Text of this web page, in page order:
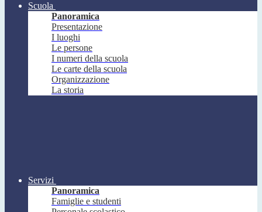
Scuola
Panoramica
Presentazione
I luoghi
Le persone
I numeri della scuola
Le carte della scuola
Organizzazione
La storia
Servizi
Panoramica
Famiglie e studenti